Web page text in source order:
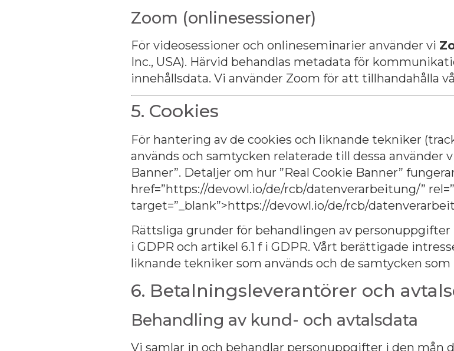
Zoom (onlinesessioner)
För videosessioner och onlineseminarier använder vi
Inc., USA). Härvid behandlas metadata för
innehållsdata. Vi använder Zoom för att tillhandahålla
5. Cookies
För hantering av de cookies och liknande tekniker
används och samtycken relaterade till dessa använder
Banner”. Detaljer om hur ”Real Cookie Banner”
href=”https://devowl.io/de/rcb/datenverarbeitung/”
target=”_blank”>https://devowl.io/de/rcb/
Rättsliga grunder för behandlingen av
i GDPR och artikel 6.1 f i GDPR. Vårt berättigade
liknande tekniker som används och de samtycken som
6. Betalningsleverantörer och
Behandling av kund- och avtalsdata
Vi samlar in och behandlar personuppgifter i den mån